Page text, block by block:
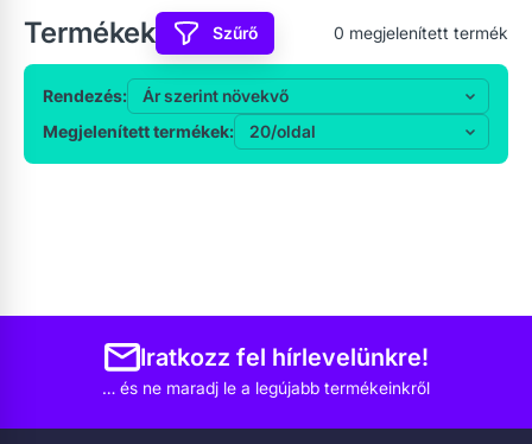
Termékek Szűrő 0 megjelenített termék
Rendezés:
Megjelenített termékek:
Iratkozz fel hírlevelünkre!
… és ne maradj le a legújabb termékeinkről